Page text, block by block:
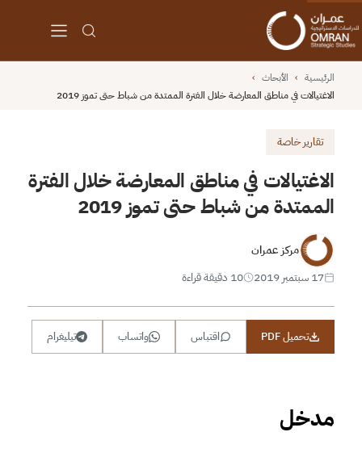
الرئيسية › الأبحاث ›
الاغتيالات في مناطق المعارضة خلال الفترة الممتدة من شباط حتى تموز 2019
تقارير خاصة
الاغتيالات في مناطق المعارضة خلال الفترة
الممتدة من شباط حتى تموز 2019
مركز عمران
17 سبتمبر 2019
10 دقيقة قراءة
تحميل PDF اقتباس واتساب تيليغرام
مدخل